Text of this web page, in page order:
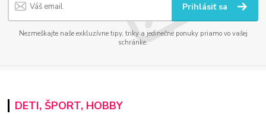
Prihlásiť sa
Nezmeškajte naše exkluzívne tipy, triky a jedinečné ponuky priamo vo vašej
schránke.
DETI, ŠPORT, HOBBY